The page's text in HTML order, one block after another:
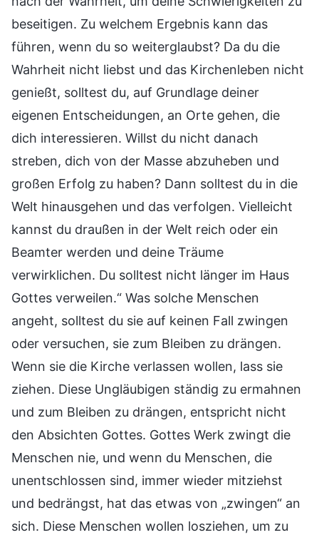
beseitigen. Zu welchem Ergebnis kann das
führen, wenn du so weiterglaubst? Da du die
Wahrheit nicht liebst und das Kirchenleben nicht
genießt, solltest du, auf Grundlage deiner
eigenen Entscheidungen, an Orte gehen, die
dich interessieren. Willst du nicht danach
streben, dich von der Masse abzuheben und
großen Erfolg zu haben? Dann solltest du in die
Welt hinausgehen und das verfolgen. Vielleicht
kannst du draußen in der Welt reich oder ein
Beamter werden und deine Träume
verwirklichen. Du solltest nicht länger im Haus
Gottes verweilen.“ Was solche Menschen
angeht, solltest du sie auf keinen Fall zwingen
oder versuchen, sie zum Bleiben zu drängen.
Wenn sie die Kirche verlassen wollen, lass sie
ziehen. Diese Ungläubigen ständig zu ermahnen
und zum Bleiben zu drängen, entspricht nicht
den Absichten Gottes. Gottes Werk zwingt die
Menschen nie, und wenn du Menschen, die
unentschlossen sind, immer wieder mitziehst
und bedrängst, hat das etwas von „zwingen“ an
sich. Diese Menschen wollen losziehen, um zu